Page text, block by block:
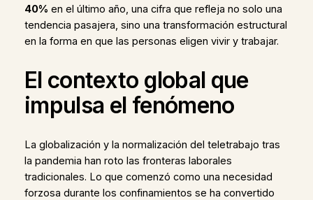
40% en el último año, una cifra que refleja no solo una
tendencia pasajera, sino una transformación estructural
en la forma en que las personas eligen vivir y trabajar.
El contexto global que
impulsa el fenómeno
La globalización y la normalización del teletrabajo tras
la pandemia han roto las fronteras laborales
tradicionales. Lo que comenzó como una necesidad
forzosa durante los confinamientos se ha convertido